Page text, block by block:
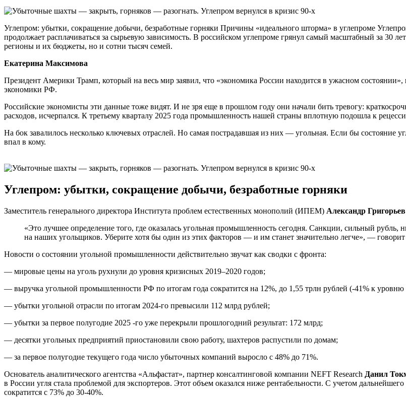
Углепром: убытки, сокращение добычи, безработные горняки Причины «идеального шторма» в углепроме
продолжает расплачиваться за сырьевую зависимость. В российском углепроме грянул самый масштабный за 30
регионы и их бюджеты, но и сотни тысяч семей.
Екатерина Максимова
Президент Америки Трамп, который на весь мир заявил, что «экономика России находится в ужасном
экономики РФ.
Российские экономисты эти данные тоже видят. И не зря еще в прошлом году они начали бить тревогу:
расходов, исчерпался. К третьему кварталу 2025 года промышленность нашей страны вплотную подошла к
На бок завалилось несколько ключевых отраслей. Но самая пострадавшая из них — угольная. Если бы состояние
впал в кому.
Углепром: убытки, сокращение добычи, безработные горняки
Заместитель генерального директора Института проблем естественных монополий (ИПЕМ) Александр Григорьев
«Это лучшее определение того, где оказалась угольная промышленность сегодня. Санкции, сильный
на наших угольщиков. Уберите хотя бы один из этих факторов — и им станет значительно легче», — говорит
Новости о состоянии угольной промышленности действительно звучат как сводки с фронта:
— мировые цены на уголь рухнули до уровня кризисных 2019–2020 годов;
— выручка угольной промышленности РФ по итогам года сократится на 12%, до 1,55 трлн рублей (-41% к уровню
— убытки угольной отрасли по итогам 2024-го превысили 112 млрд рублей;
— убытки за первое полугодие 2025 -го уже перекрыли прошлогодний результат: 172 млрд;
— десятки угольных предприятий приостановили свою работу, шахтеров распустили по домам;
— за первое полугодие текущего года число убыточных компаний выросло с 48% до 71%.
Основатель аналитического агентства «Альфастат», партнер консалтинговой компании NEFT Research Данил
в России угля стала проблемой для экспортеров. Этот объем оказался ниже рентабельности. С учетом
сократится с 73% до 30-40%.